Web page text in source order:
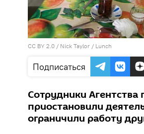
CC BY 2.0 / Nick Taylor / Lunch
Подписаться
Сотрудники Агентства
приостановили
ограничили работу